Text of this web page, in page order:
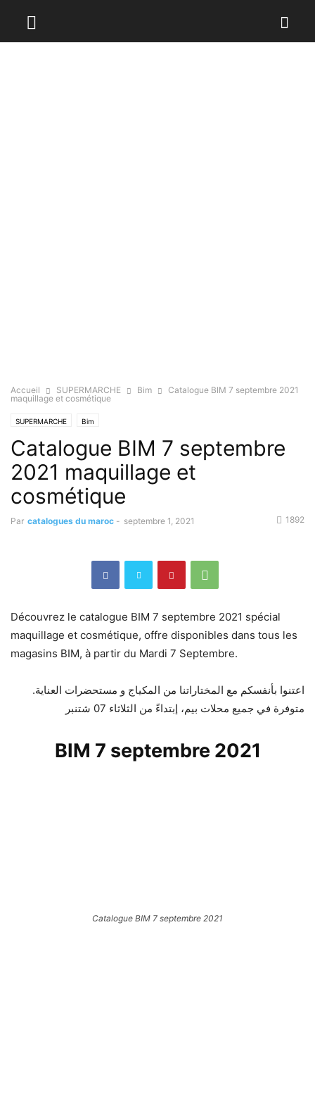
Accueil SUPERMARCHE Bim
Catalogue BIM 7 septembre 2021
maquillage et cosmétique
SUPERMARCHE Bim
Catalogue BIM 7 septembre
2021 maquillage et
cosmétique
Par catalogues du maroc - septembre 1, 2021 1892
Découvrez le catalogue BIM 7 septembre 2021 spécial
maquillage et cosmétique, offre disponibles dans tous les
magasins BIM, à partir du Mardi 7 Septembre.
اعتنوا بأنفسكم مع المختاراتنا من المكياج و مستحضرات العناية.
متوفرة في جميع محلات بيم، إبتداءً من الثلاثاء 07 شتنبر
BIM 7 septembre 2021
Catalogue BIM 7 septembre 2021